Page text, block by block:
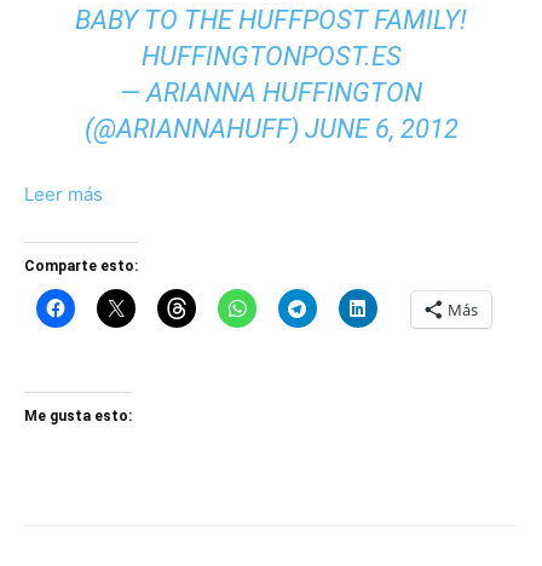
BABY TO THE HUFFPOST FAMILY!
HUFFINGTONPOST.ES
— ARIANNA HUFFINGTON
(@ARIANNAHUFF) JUNE 6, 2012
Leer más
Comparte esto:
Más
Me gusta esto: